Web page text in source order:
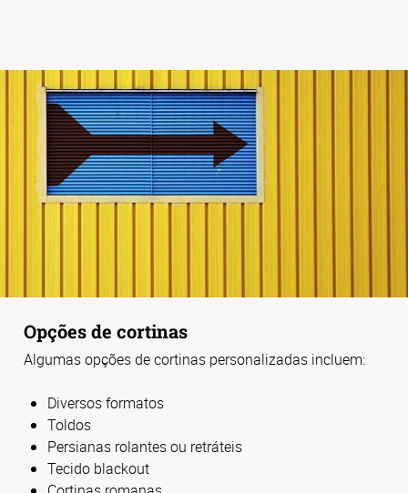
Opções de cortinas
Algumas opções de cortinas personalizadas incluem:
Diversos formatos
Toldos
Persianas rolantes ou retráteis
Tecido blackout